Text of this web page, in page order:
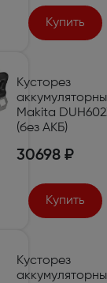
Купить
Кусторез
Makita
(без АКБ)
30698 ₽
Купить
Кусторез